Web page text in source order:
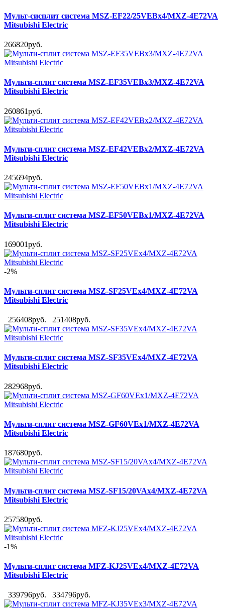
Мульт-сисплит система MSZ-EF22/25VEBx4/MXZ-4E72VA
Mitsubishi Electric
266820руб.
Мульти-сплит система MSZ-EF35VEBx3/MXZ-4E72VA
Mitsubishi Electric
260861руб.
Мульти-сплит система MSZ-EF42VEBx2/MXZ-4E72VA
Mitsubishi Electric
245694руб.
Мульти-сплит система MSZ-EF50VEBx1/MXZ-4E72VA
Mitsubishi Electric
169001руб.
-2%
Мульти-сплит система MSZ-SF25VEx4/MXZ-4E72VA
Mitsubishi Electric
256408руб. 251408руб.
Мульти-сплит система MSZ-SF35VEx4/MXZ-4E72VA
Mitsubishi Electric
282968руб.
Мульти-сплит система MSZ-GF60VEx1/MXZ-4E72VA
Mitsubishi Electric
187680руб.
Мульти-сплит система MSZ-SF15/20VAx4/MXZ-4E72VA
Mitsubishi Electric
257580руб.
-1%
Мульти-сплит система MFZ-KJ25VEx4/MXZ-4E72VA
Mitsubishi Electric
339796руб. 334796руб.